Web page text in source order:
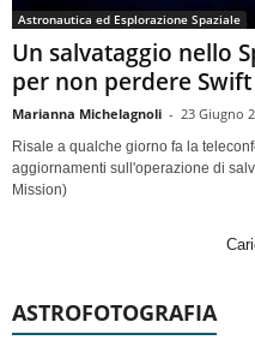
Astronautica ed Esplorazione Spaziale
Un salvataggio nello
per non perdere Swift
Marianna Michelagnoli - 23 Giugno
Risale a qualche giorno fa la
aggiornamenti sull'operazione di
Mission)
ASTROFOTOGRAFIA